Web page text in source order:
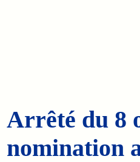
Arrêté du 8
nomination